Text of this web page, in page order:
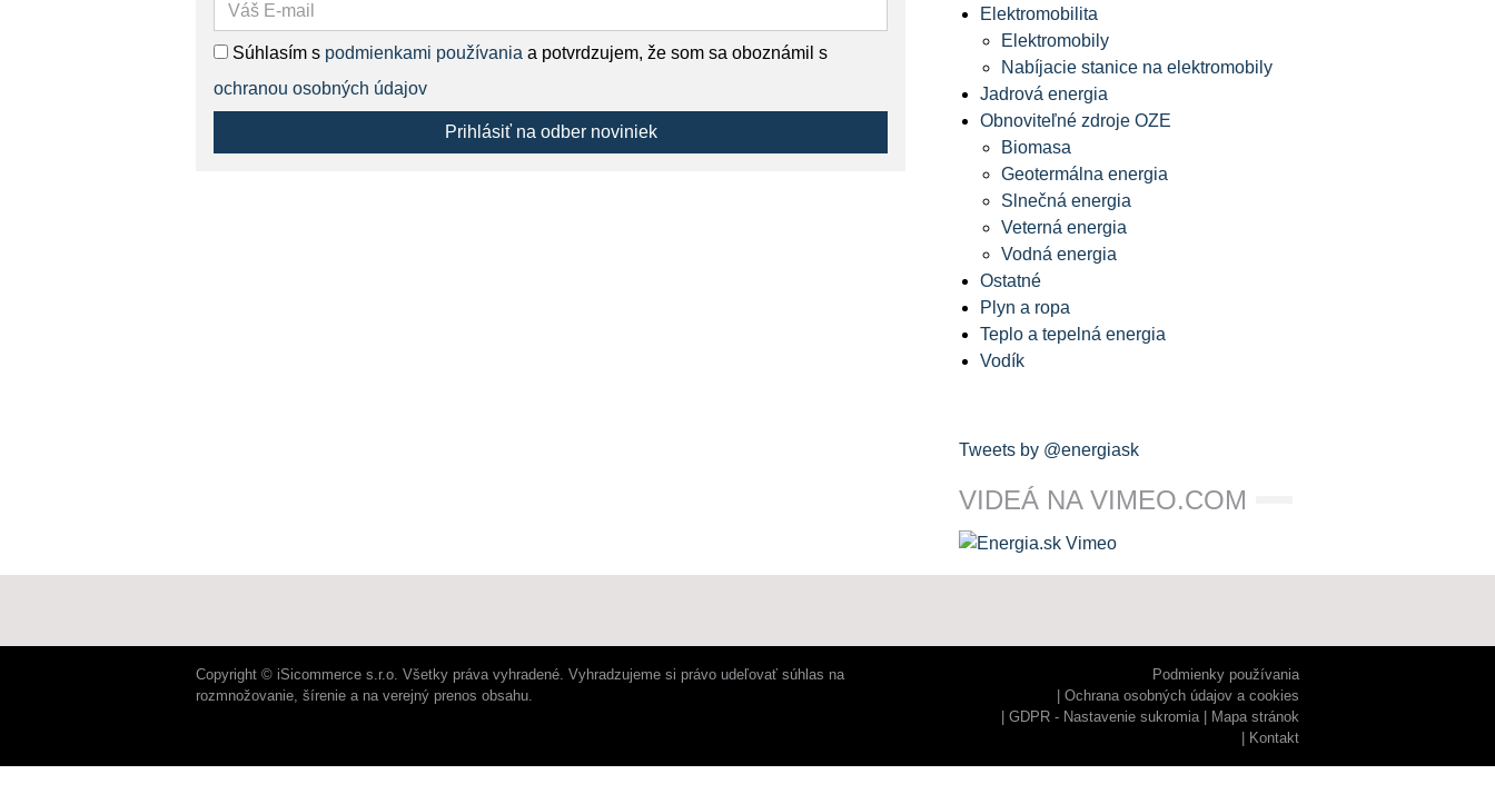
Súhlasím s podmienkami používania a potvrdzujem, že som sa oboznámil s
ochranou osobných údajov
Prihlásiť na odber noviniek
Elektromobilita
Elektromobily
Nabíjacie stanice na elektromobily
Jadrová energia
Obnoviteľné zdroje OZE
Biomasa
Geotermálna energia
Slnečná energia
Veterná energia
Vodná energia
Ostatné
Plyn a ropa
Teplo a tepelná energia
Vodík
Tweets by @energiask
VIDEÁ NA VIMEO.COM
Copyright © iSicommerce s.r.o. Všetky práva vyhradené. Vyhradzujeme si právo udeľovať súhlas na
rozmnožovanie, šírenie a na verejný prenos obsahu.
Podmienky používania
Ochrana osobných údajov a cookies
GDPR - Nastavenie sukromia
Mapa stránok
Kontakt